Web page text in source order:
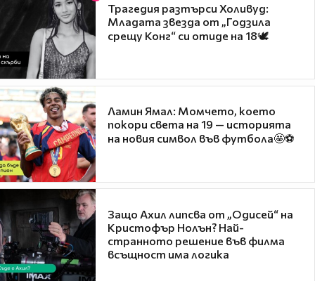
Трагедия разтърси Холивуд:
Младата звезда от „Годзила
срещу Конг“ си отиде на 18🕊️
Ламин Ямал: Момчето, което
покори света на 19 — историята
на новия символ във футбола🤩⚽
Защо Ахил липсва от „Одисей“ на
Кристофър Нолън? Най-
странното решение във филма
всъщност има логика